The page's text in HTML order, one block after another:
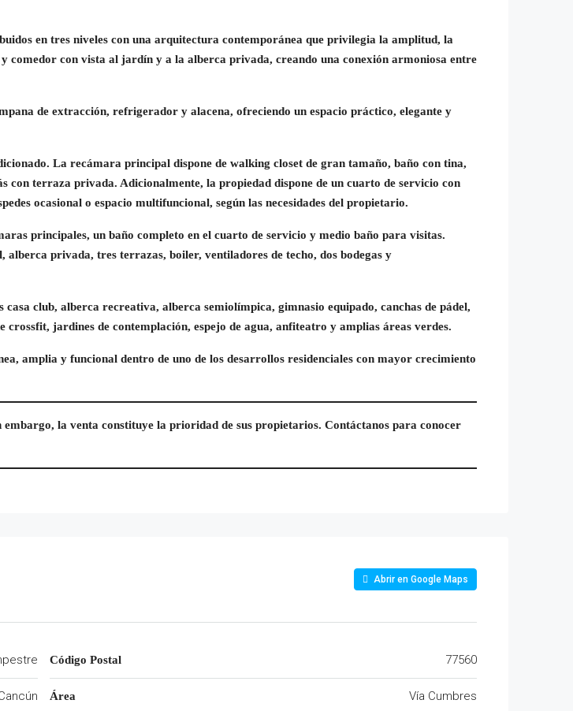
en tres niveles con una arquitectura contemporánea que privilegia la amplitud, la
con vista al jardín y a la alberca privada, creando una conexión armoniosa entre
de extracción, refrigerador y alacena, ofreciendo un espacio práctico, elegante y
La recámara principal dispone de walking closet de gran tamaño, baño con tina,
con terraza privada. Adicionalmente, la propiedad dispone de un cuarto de servicio con
ocasional o espacio multifuncional, según las necesidades del propietario.
principales, un baño completo en el cuarto de servicio y medio baño para visitas.
privada, tres terrazas, boiler, ventiladores de techo, dos bodegas y
club, alberca recreativa, alberca semiolímpica, gimnasio equipado, canchas de pádel,
jardines de contemplación, espejo de agua, anfiteatro y amplias áreas verdes.
amplia y funcional dentro de uno de los desarrollos residenciales con mayor crecimiento
la venta constituye la prioridad de sus propietarios. Contáctanos para conocer
Abrir en Google Maps
Código Postal 77560
Área Vía Cumbres